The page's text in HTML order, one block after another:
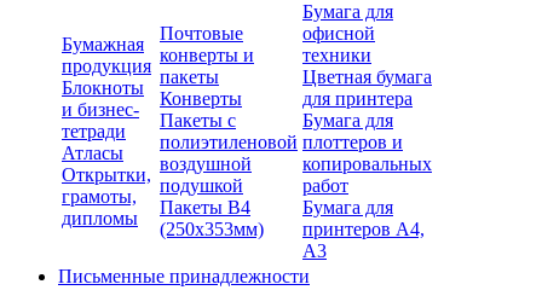
Бумажная
продукция
Блокноты
и бизнес-
тетради
Атласы
Открытки,
грамоты,
дипломы
Почтовые
конверты и
пакеты
Конверты
Пакеты с
полиэтиленовой
воздушной
подушкой
Пакеты В4
(250х353мм)
Бумага для
офисной
техники
Цветная бумага
для принтера
Бумага для
плоттеров и
копировальных
работ
Бумага для
принтеров А4,
А3
Письменные принадлежности